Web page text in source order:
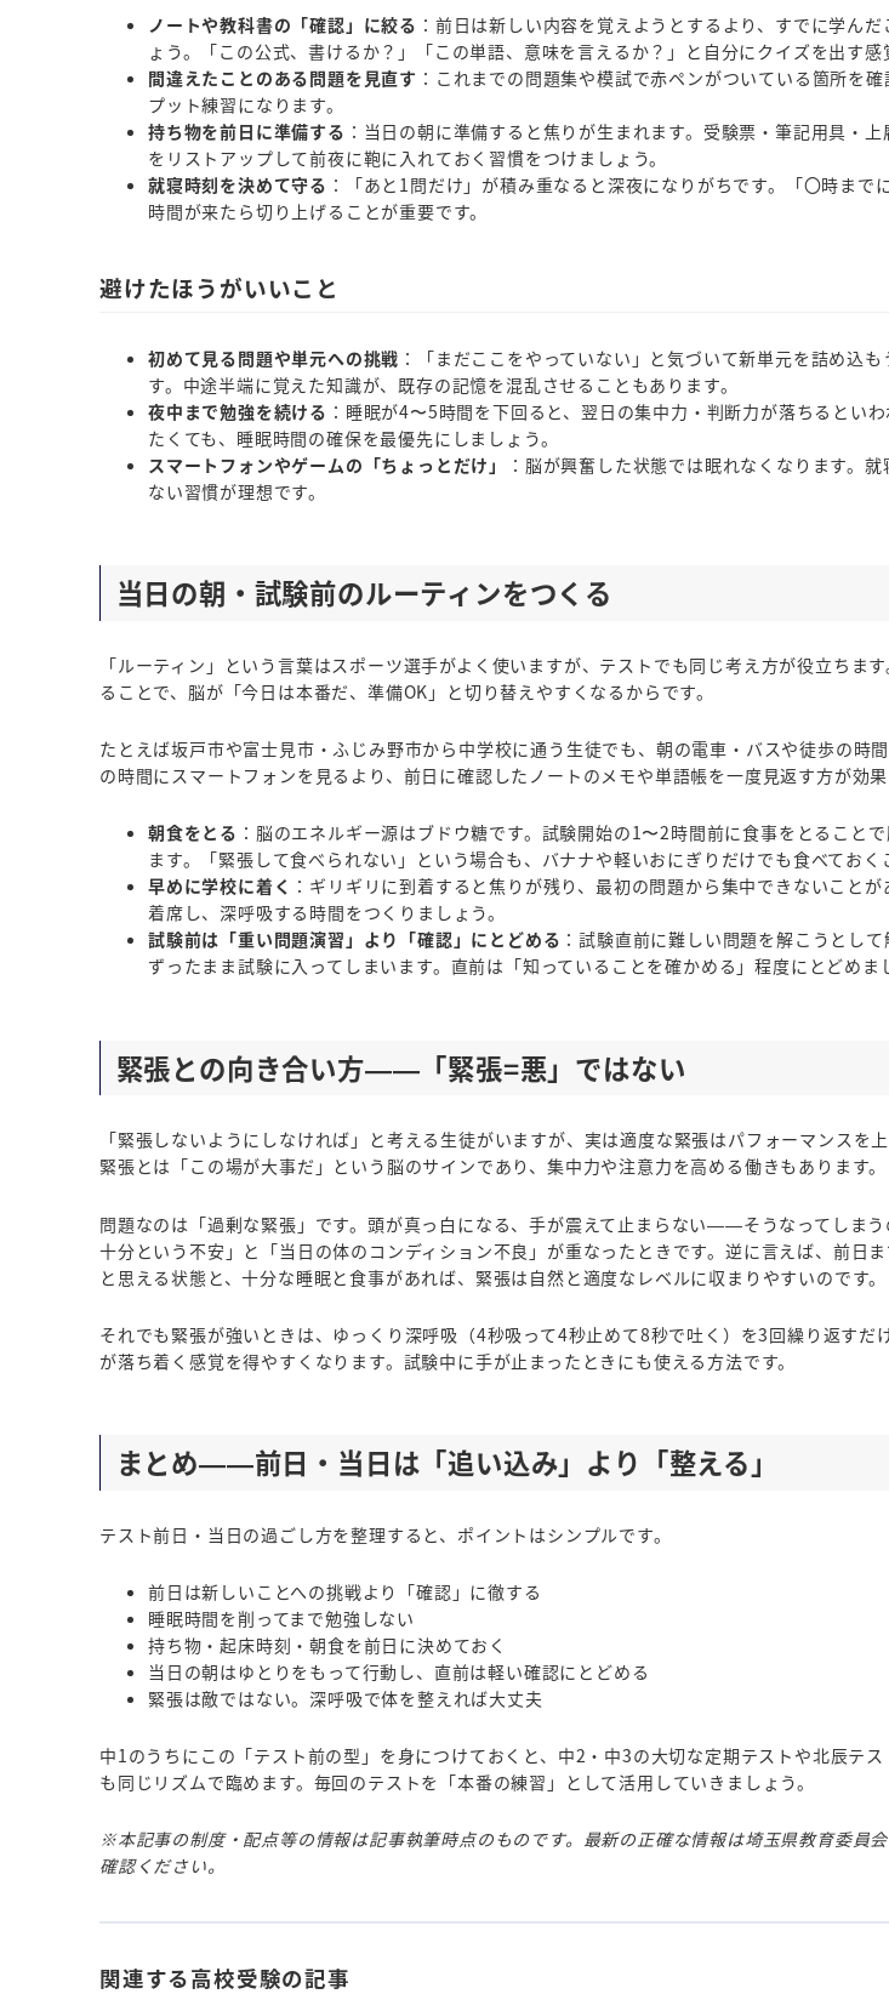
ノートや教科書の「確認」に絞る ：前日は新しい内容を覚えようとするより、すでに学ん
ょう。「この公式、書けるか？」「この単語、意味を言えるか？」と自分にクイズを出す感
間違えたことのある問題を見直す ：これまでの問題集や模試で赤ペンがついている箇所を
プット練習になります。
持ち物を前日に準備する ：当日の朝に準備すると焦りが生まれます。受験票・筆記用具・
をリストアップして前夜に鞄に入れておく習慣をつけましょう。
就寝時刻を決めて守る ：「あと1問だけ」が積み重なると深夜になりがちです。「〇時まで
時間が来たら切り上げることが重要です。
避けたほうがいいこと
初めて見る問題や単元への挑戦 ：「まだここをやっていない」と気づいて新単元を詰め込
す。中途半端に覚えた知識が、既存の記憶を混乱させることもあります。
夜中まで勉強を続ける ：睡眠が4〜5時間を下回ると、翌日の集中力・判断力が落ちるとい
たくても、睡眠時間の確保を最優先にしましょう。
スマートフォンやゲームの「ちょっとだけ」
：脳が興奮した状態では眠れなくなります。
ない習慣が理想です。
当日の朝・試験前のルーティンをつくる
「ルーティン」という言葉はスポーツ選手がよく使いますが、テストでも同じ考え方が役立ちま
ることで、脳が「今日は本番だ、準備OK」と切り替えやすくなるからです。
たとえば坂戸市や富士見市・ふじみ野市から中学校に通う生徒でも、朝の電車・バスや徒歩の時
の時間にスマートフォンを見るより、前日に確認したノートのメモや単語帳を一度見返す方が効果
朝食をとる ：脳のエネルギー源はブドウ糖です。試験開始の1〜2時間前に食事をとること
ます。「緊張して食べられない」という場合も、バナナや軽いおにぎりだけでも食べておく
早めに学校に着く ：ギリギリに到着すると焦りが残り、最初の問題から集中できないこと
着席し、深呼吸する時間をつくりましょう。
試験前は「重い問題演習」より「確認」にとどめる ：試験直前に難しい問題を解こうとし
ずったまま試験に入ってしまいます。直前は「知っていることを確かめる」程度にとどめま
緊張との向き合い方——「緊張=悪」ではない
「緊張しないようにしなければ」と考える生徒がいますが、実は適度な緊張はパフォーマンスを
緊張とは「この場が大事だ」という脳のサインであり、集中力や注意力を高める働きもあります。
問題なのは「過剰な緊張」です。頭が真っ白になる、手が震えて止まらない——そうなってしま
十分という不安」と「当日の体のコンディション不良」が重なったときです。逆に言えば、前日ま
と思える状態と、十分な睡眠と食事があれば、緊張は自然と適度なレベルに収まりやすいのです。
それでも緊張が強いときは、ゆっくり深呼吸（4秒吸って4秒止めて8秒で吐く）を3回繰り返すだ
が落ち着く感覚を得やすくなります。試験中に手が止まったときにも使える方法です。
まとめ——前日・当日は「追い込み」より「整える」
テスト前日・当日の過ごし方を整理すると、ポイントはシンプルです。
前日は新しいことへの挑戦より「確認」に徹する
睡眠時間を削ってまで勉強しない
持ち物・起床時刻・朝食を前日に決めておく
当日の朝はゆとりをもって行動し、直前は軽い確認にとどめる
緊張は敵ではない。深呼吸で体を整えれば大丈夫
中1のうちにこの「テスト前の型」を身につけておくと、中2・中3の大切な定期テストや北辰テ
も同じリズムで臨めます。毎回のテストを「本番の練習」として活用していきましょう。
※本記事の制度・配点等の情報は記事執筆時点のものです。最新の正確な情報は埼玉県教育委員
確認ください。
関連する高校受験の記事